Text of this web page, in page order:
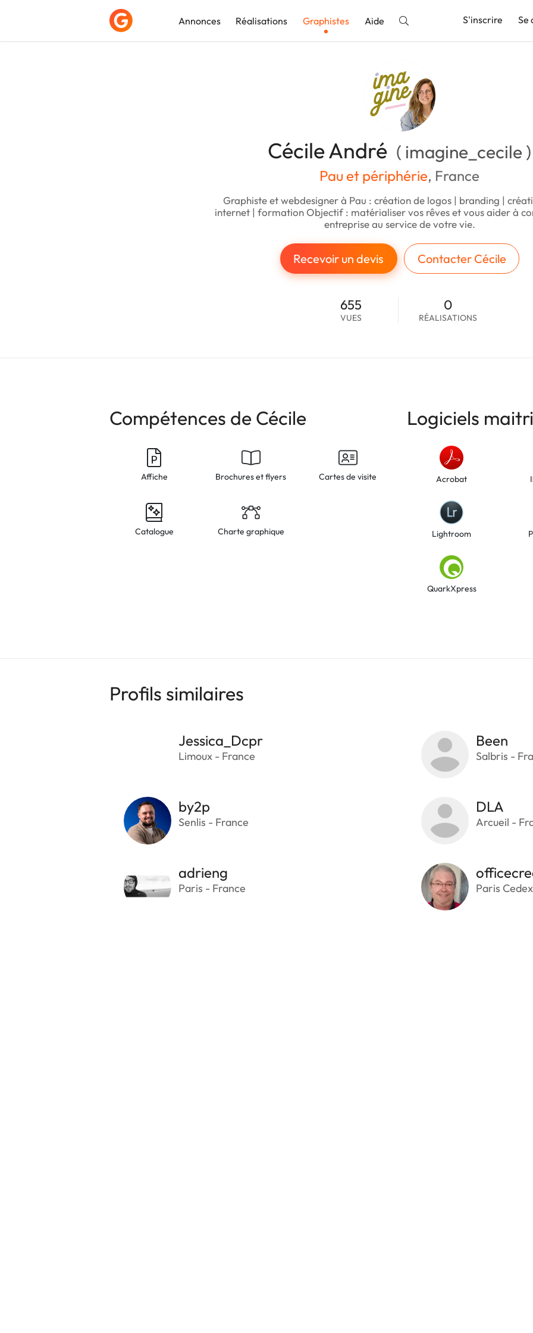
Annonces Réalisations Graphistes Aide S'inscrire Se
Cécile André ( imagine_cecile )
Pau et périphérie, France
Graphiste et webdesigner à Pau : création de logos | branding |
internet | formation Objectif : matérialiser vos rêves et vous aider à
entreprise au service de votre vie.
Recevoir un devis Contacter Cécile
655
VUES
0
RÉALISATIONS
Compétences de Cécile
Affiche Brochures et flyers Cartes de visite
Catalogue Charte graphique
Logiciels
Acrobat
Lightroom
QuarkXpress
Profils similaires
Jessica_Dcpr
Limoux - France
Been
Salbris -
by2p
Senlis - France
DLA
Arcueil -
adrieng
Paris - France Paris